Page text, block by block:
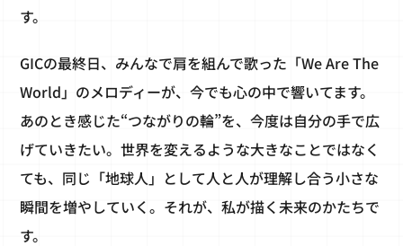
す。
GICの最終日、みんなで肩を組んで歌った「We Are The
World」のメロディーが、今でも心の中で響いてます。
あのとき感じた“つながりの輪”を、今度は自分の手で広
げていきたい。世界を変えるような大きなことではなく
ても、同じ「地球人」として人と人が理解し合う小さな
瞬間を増やしていく。それが、私が描く未来のかたちで
す。